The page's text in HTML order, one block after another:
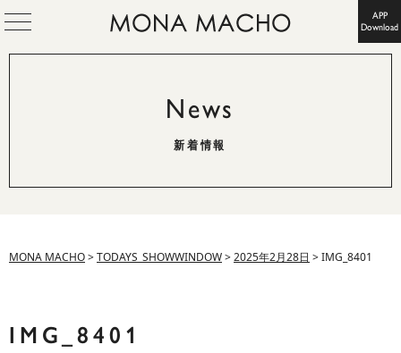
APP
Download
News
新着情報
MONA MACHO>TODAYS_SHOWWINDOW>2025年2月28日 >IMG_8401
IMG_8401